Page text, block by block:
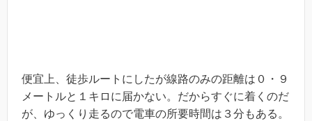
便宜上、徒歩ルートにしたが線路のみの距離は０・９
メートルと１キロに届かない。だからすぐに着くのだ
が、ゆっくり走るので電車の所要時間は３分もある。